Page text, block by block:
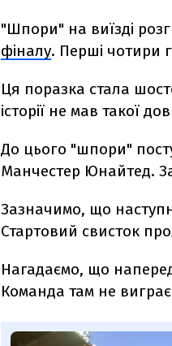
"Шпори" на виїзді
фіналу. Перші чотири
Ця поразка стала
історії не мав такої
До цього "шпори"
Манчестер Юнайтед.
Зазначимо, що
Стартовий свисток
Нагадаємо, що
Команда там не виграє